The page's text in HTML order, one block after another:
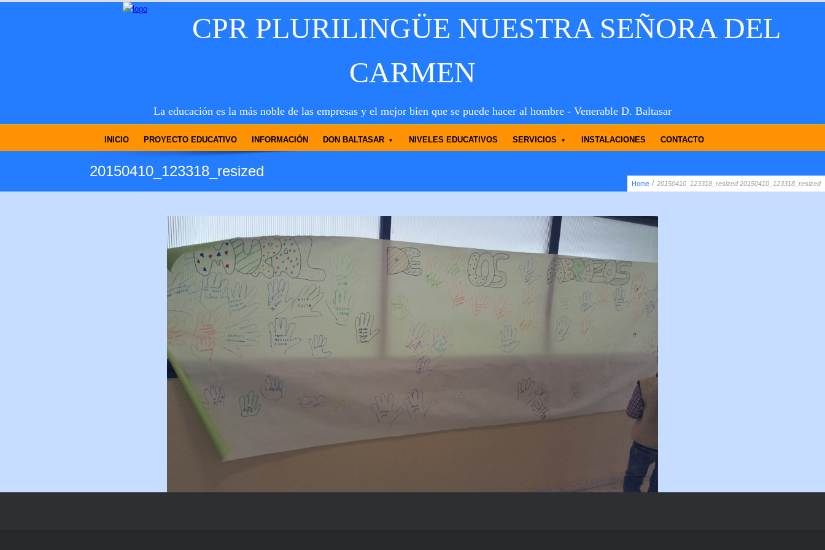
CPR PLURILINGÜE NUESTRA SEÑORA DEL
CARMEN
La educación es la más noble de las empresas y el mejor bien que se puede hacer al hombre - Venerable D. Baltasar
INICIO PROYECTO EDUCATIVO INFORMACIÓN DON BALTASAR NIVELES EDUCATIVOS SERVICIOS INSTALACIONES CONTACTO
Home / 20150410_123318_resized20150410_123318_resized
20150410_123318_resized